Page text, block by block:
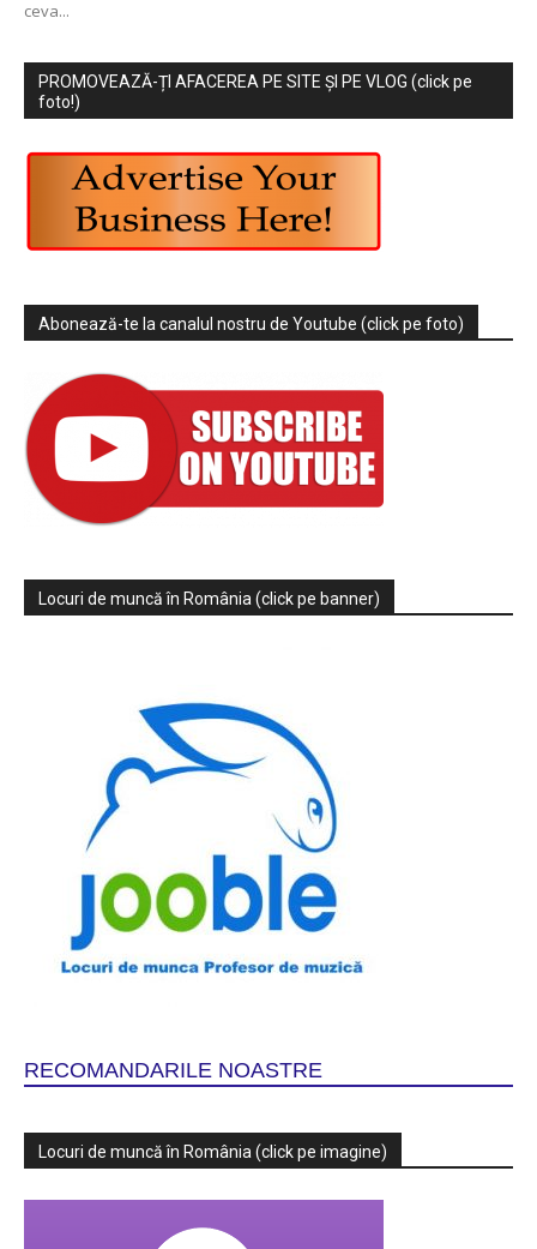
ceva...
PROMOVEAZĂ-ȚI AFACEREA PE SITE ȘI PE VLOG (click pe
foto!)
Abonează-te la canalul nostru de Youtube (click pe foto)
Locuri de muncă în România (click pe banner)
RECOMANDARILE NOASTRE
Locuri de muncă în România (click pe imagine)